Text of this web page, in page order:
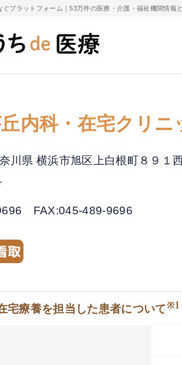
ぐプラットフォーム｜53万件の医療・介護・福祉機関情報
内科・在宅クリニ
川県 横浜市旭区上白根町８９１
FAX:045-489-9696
宅療養を担当した患者について※1